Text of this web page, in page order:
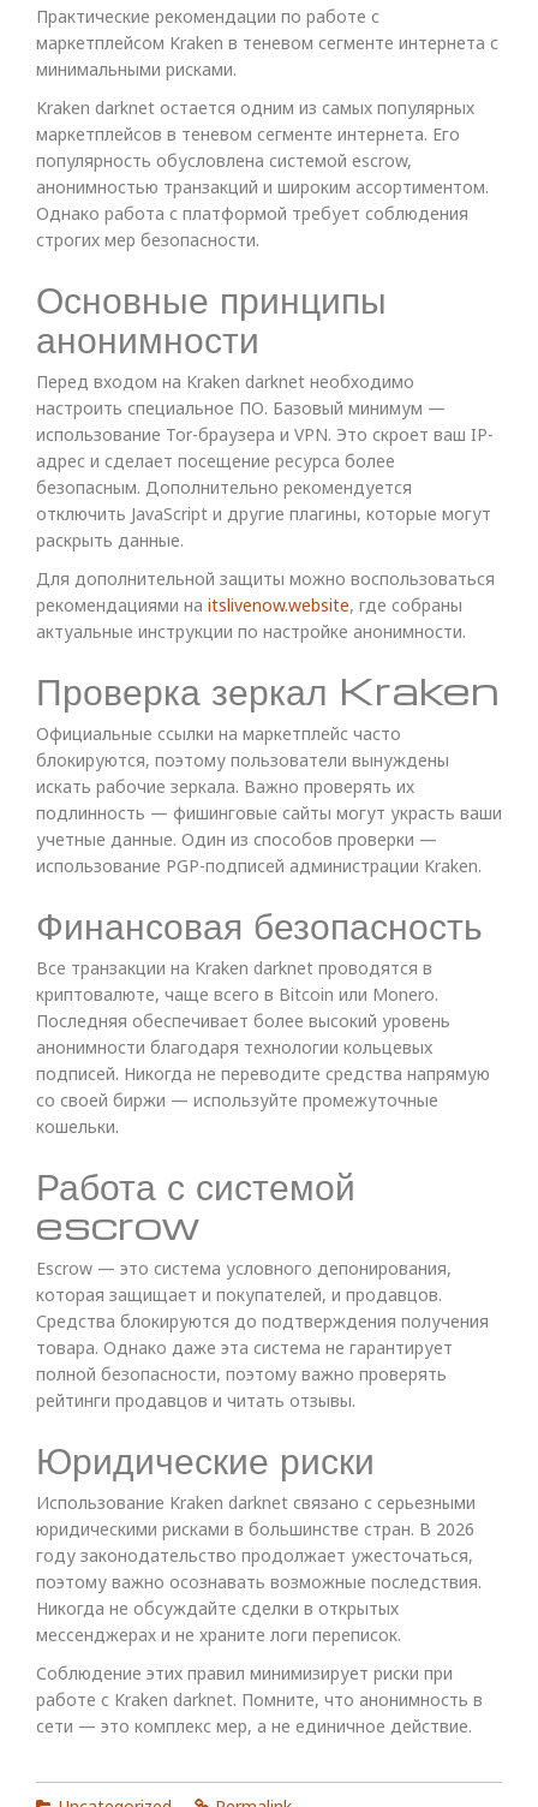
Практические рекомендации по работе с
маркетплейсом Kraken в теневом сегменте интернета с
минимальными рисками.
Kraken darknet остается одним из самых популярных
маркетплейсов в теневом сегменте интернета. Его
популярность обусловлена системой escrow,
анонимностью транзакций и широким ассортиментом.
Однако работа с платформой требует соблюдения
строгих мер безопасности.
Основные принципы
анонимности
Перед входом на Kraken darknet необходимо
настроить специальное ПО. Базовый минимум —
использование Tor-браузера и VPN. Это скроет ваш IP-
адрес и сделает посещение ресурса более
безопасным. Дополнительно рекомендуется
отключить JavaScript и другие плагины, которые могут
раскрыть данные.
Для дополнительной защиты можно воспользоваться
рекомендациями на itslivenow.website, где собраны
актуальные инструкции по настройке анонимности.
Проверка зеркал Kraken
Официальные ссылки на маркетплейс часто
блокируются, поэтому пользователи вынуждены
искать рабочие зеркала. Важно проверять их
подлинность — фишинговые сайты могут украсть ваши
учетные данные. Один из способов проверки —
использование PGP-подписей администрации Kraken.
Финансовая безопасность
Все транзакции на Kraken darknet проводятся в
криптовалюте, чаще всего в Bitcoin или Monero.
Последняя обеспечивает более высокий уровень
анонимности благодаря технологии кольцевых
подписей. Никогда не переводите средства напрямую
со своей биржи — используйте промежуточные
кошельки.
Работа с системой
escrow
Escrow — это система условного депонирования,
которая защищает и покупателей, и продавцов.
Средства блокируются до подтверждения получения
товара. Однако даже эта система не гарантирует
полной безопасности, поэтому важно проверять
рейтинги продавцов и читать отзывы.
Юридические риски
Использование Kraken darknet связано с серьезными
юридическими рисками в большинстве стран. В 2026
году законодательство продолжает ужесточаться,
поэтому важно осознавать возможные последствия.
Никогда не обсуждайте сделки в открытых
мессенджерах и не храните логи переписок.
Соблюдение этих правил минимизирует риски при
работе с Kraken darknet. Помните, что анонимность в
сети — это комплекс мер, а не единичное действие.